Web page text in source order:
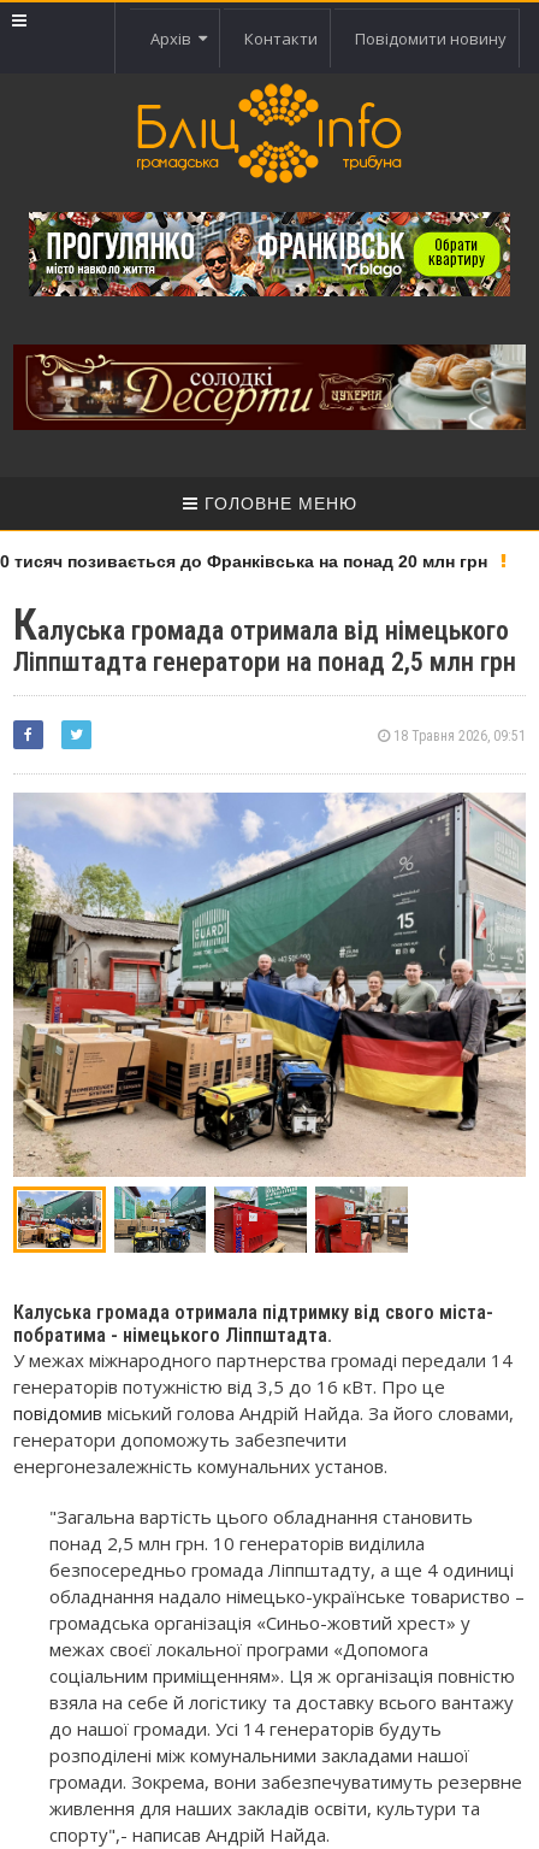
Архів Контакти Повідомити новину
ГОЛОВНЕ МЕНЮ
позивається до Франківська на понад 20 млн грн
Калуська громада отримала від німецького
Ліппштадта генератори на понад 2,5 млн грн
18 Травня 2026, 09:51
Калуська громада отримала підтримку від свого міста-
побратима - німецького Ліппштадта.
У межах міжнародного партнерства громаді передали 14
генераторів потужністю від 3,5 до 16 кВт. Про це
повідомив міський голова Андрій Найда. За його словами,
генератори допоможуть забезпечити
енергонезалежність комунальних установ.
"Загальна вартість цього обладнання становить
понад 2,5 млн грн. 10 генераторів виділила
безпосередньо громада Ліппштадту, а ще 4 одиниці
обладнання надало німецько-українське товариство –
громадська організація «Синьо-жовтий хрест» у
межах своєї локальної програми «Допомога
соціальним приміщенням». Ця ж організація повністю
взяла на себе й логістику та доставку всього вантажу
до нашої громади. Усі 14 генераторів будуть
розподілені між комунальними закладами нашої
громади. Зокрема, вони забезпечуватимуть резервне
живлення для наших закладів освіти, культури та
спорту",- написав Андрій Найда.